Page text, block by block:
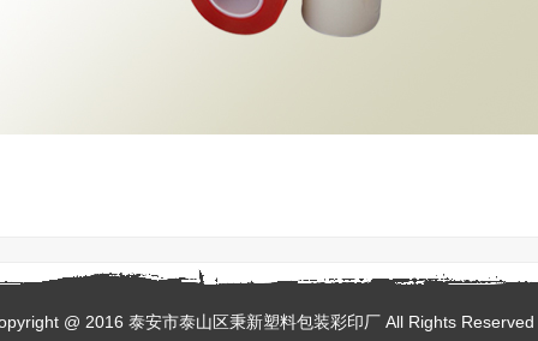
@ 2016 泰安市泰山区秉新塑料包装彩印厂 All Rights